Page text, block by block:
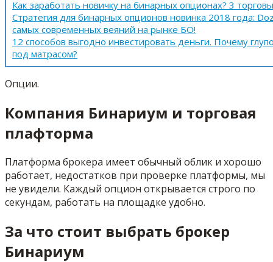
Как заработать новичку на бинарных опционах? 3
Стратегия для бинарных опционов новинка 2018 года:
самых современных веяний на рынке БО!
12 способов выгодно инвестировать деньги. Почему
под матрасом?
Опции.
Компания Бинариум и торговая
плафторма
Платформа брокера имеет обычный облик и хорошо
работает, недостатков при проверке платформы, мы
не увидели. Каждый опцион открывается строго по
секундам, работать на площадке удобно.
За что стоит выбрать брокер
Бинариум